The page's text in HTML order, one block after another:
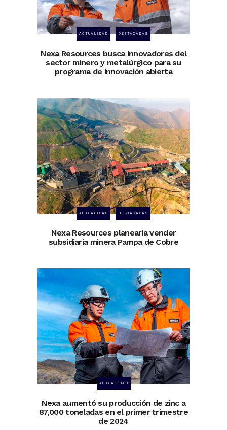
ACTUALIDAD DESTACADAS
Nexa Resources busca innovadores del
sector minero y metalúrgico para su
programa de innovación abierta
ACTUALIDAD DESTACADAS
Nexa Resources planearía vender
subsidiaria minera Pampa de Cobre
ACTUALIDAD
Nexa aumentó su producción de zinc a
87,000 toneladas en el primer trimestre
de 2024